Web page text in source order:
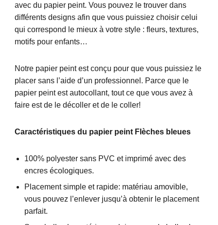
avec du papier peint. Vous pouvez le trouver dans
différents designs afin que vous puissiez choisir celui
qui correspond le mieux à votre style : fleurs, textures,
motifs pour enfants…
Notre papier peint est conçu pour que vous puissiez le
placer sans l’aide d’un professionnel. Parce que le
papier peint est autocollant, tout ce que vous avez à
faire est de le décoller et de le coller!
Caractéristiques du papier peint Flèches bleues
100% polyester sans PVC et imprimé avec des
encres écologiques.
Placement simple et rapide: matériau amovible,
vous pouvez l’enlever jusqu’à obtenir le placement
parfait.